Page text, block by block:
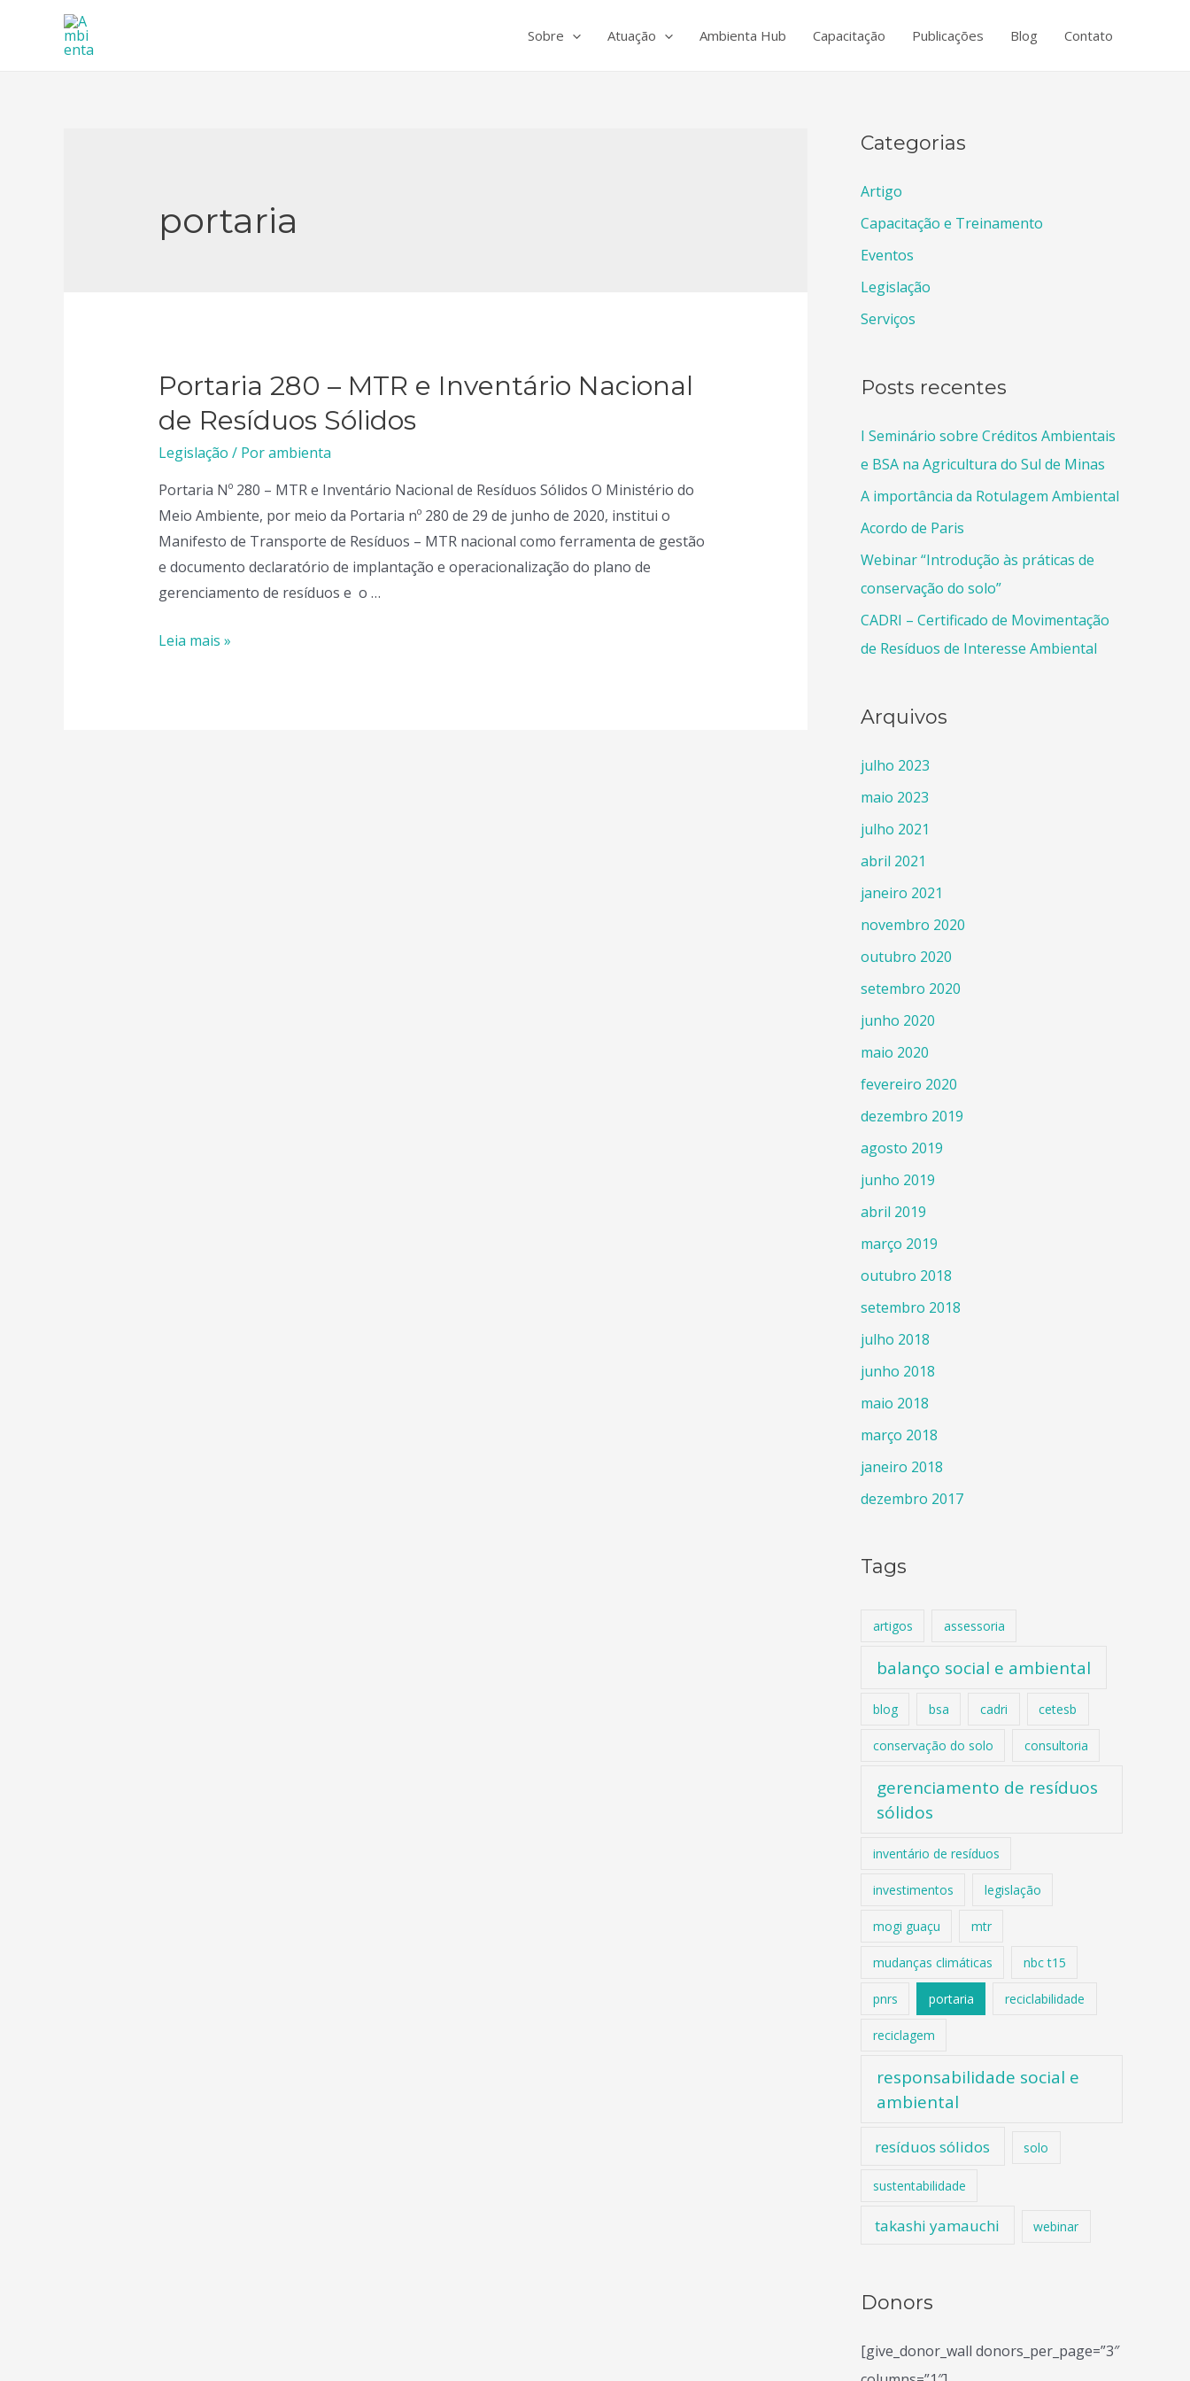
Sobre Atuação Ambienta Hub Capacitação Publicações Blog Contato
portaria
Portaria 280 – MTR e Inventário Nacional
de Resíduos Sólidos
Legislação / Porambienta
Portaria Nº 280 – MTR e Inventário Nacional de Resíduos Sólidos O Ministério do
Meio Ambiente, por meio da Portaria nº 280 de 29 de junho de 2020, institui o
Manifesto de Transporte de Resíduos – MTR nacional como ferramenta de gestão
e documento declaratório de implantação e operacionalização do plano de
gerenciamento de resíduos e o …
Portaria
Leia mais »
Categorias
Artigo
Capacitação e Treinamento
Eventos
Legislação
Serviços
Posts recentes
I Seminário sobre Créditos Ambientais
e BSA na Agricultura do Sul de Minas
A importância da Rotulagem Ambiental
Acordo de Paris
Webinar “Introdução às práticas de
conservação do solo”
CADRI – Certificado de Movimentação
de Resíduos de Interesse Ambiental
Arquivos
julho 2023
maio 2023
julho 2021
abril 2021
janeiro 2021
novembro 2020
outubro 2020
setembro 2020
junho 2020
maio 2020
fevereiro 2020
dezembro 2019
agosto 2019
junho 2019
abril 2019
março 2019
outubro 2018
setembro 2018
julho 2018
junho 2018
maio 2018
março 2018
janeiro 2018
dezembro 2017
Tags
artigos assessoria
balanço social e ambiental
blog bsa cadri cetesb
conservação do solo consultoria
gerenciamento de resíduos
sólidos
inventário de resíduos
investimentos legislação
mogi guaçu mtr
mudanças climáticas nbc t15
pnrs portaria reciclabilidade
reciclagem
responsabilidade social e
ambiental
resíduos sólidos solo
sustentabilidade
takashi yamauchi webinar
Donors
[give_donor_wall donors_per_page=”3″